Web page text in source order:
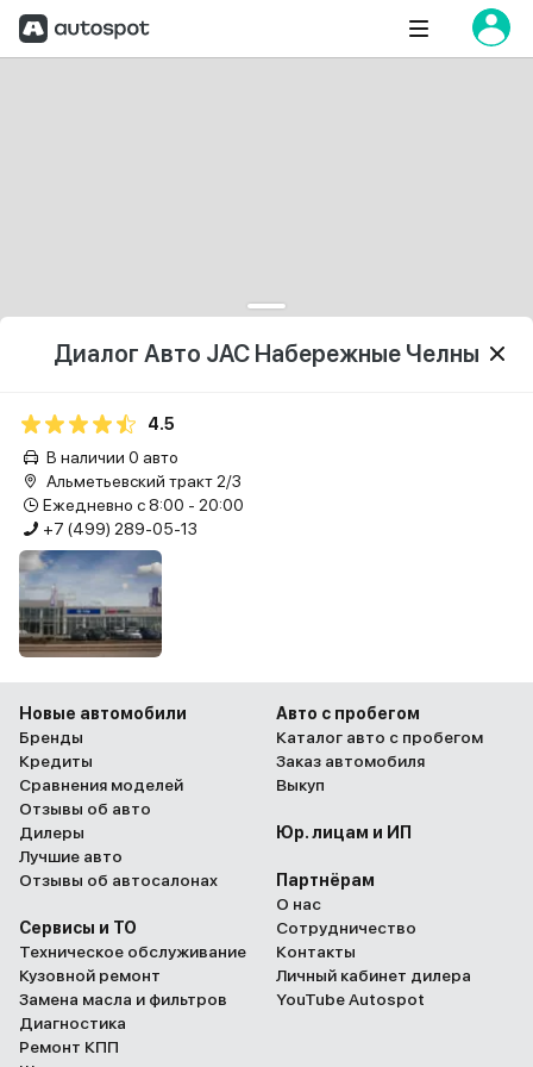
Диалог Авто JAC Набережные Челны
4.5
В наличии 0 авто
Альметьевский тракт 2/3
Ежедневно с 8:00 - 20:00
+7 (499) 289-05-13
Новые автомобили
Бренды
Кредиты
Сравнения моделей
Отзывы об авто
Дилеры
Лучшие авто
Отзывы об автосалонах
Сервисы и ТО
Техническое обслуживание
Кузовной ремонт
Замена масла и фильтров
Диагностика
Ремонт КПП
Авто с пробегом
Каталог авто с пробегом
Заказ автомобиля
Выкуп
Юр. лицам и ИП
Партнёрам
О нас
Сотрудничество
Контакты
Личный кабинет дилера
YouTube Autospot